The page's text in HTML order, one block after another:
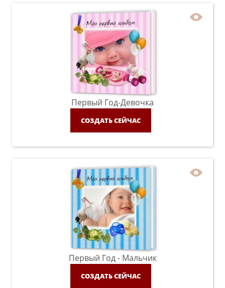
Первый Год-Девочка
СОЗДАТЬ СЕЙЧАС
Первый Год - Мальчик
СОЗДАТЬ СЕЙЧАС